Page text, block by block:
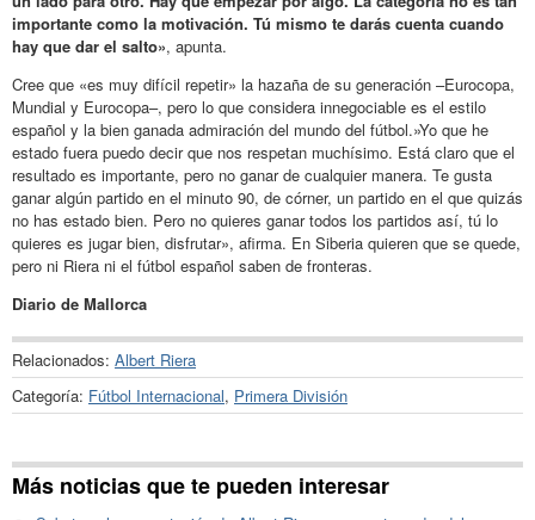
importante como la motivación. Tú mismo te darás cuenta cuando
hay que dar el salto», apunta.
Cree que «es muy difícil repetir» la hazaña de su generación –Eurocopa,
Mundial y Eurocopa–, pero lo que considera innegociable es el estilo
español y la bien ganada admiración del mundo del fútbol.»Yo que he
estado fuera puedo decir que nos respetan muchísimo. Está claro que el
resultado es importante, pero no ganar de cualquier manera. Te gusta
ganar algún partido en el minuto 90, de córner, un partido en el que quizás
no has estado bien. Pero no quieres ganar todos los partidos así, tú lo
quieres es jugar bien, disfrutar», afirma. En Siberia quieren que se quede,
pero ni Riera ni el fútbol español saben de fronteras.
Diario de Mallorca
Relacionados: Albert Riera
Categoría: Fútbol Internacional, Primera División
Más noticias que te pueden interesar